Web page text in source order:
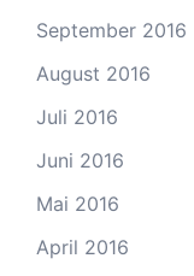
September 2016
August 2016
Juli 2016
Juni 2016
Mai 2016
April 2016